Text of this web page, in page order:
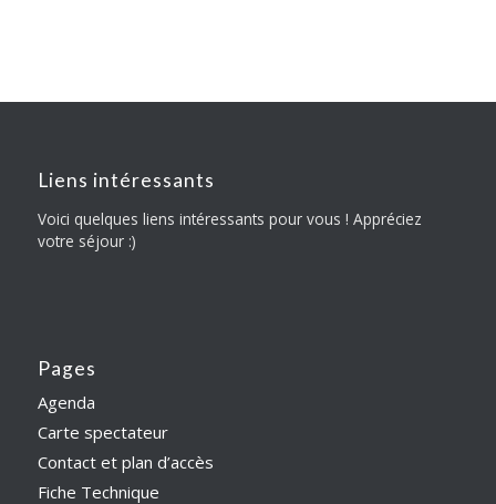
Liens intéressants
Voici quelques liens intéressants pour vous ! Appréciez
votre séjour :)
Pages
Agenda
Carte spectateur
Contact et plan d’accès
Fiche Technique